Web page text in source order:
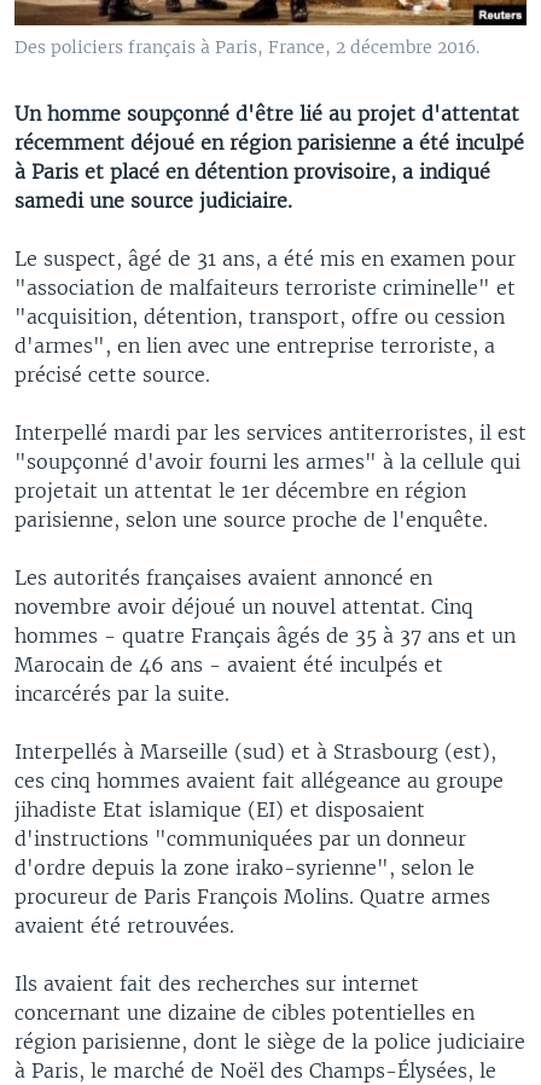
Des policiers français à Paris, France, 2 décembre 2016.
Un homme soupçonné d'être lié au projet d'attentat
récemment déjoué en région parisienne a été inculpé
à Paris et placé en détention provisoire, a indiqué
samedi une source judiciaire.
Le suspect, âgé de 31 ans, a été mis en examen pour
"association de malfaiteurs terroriste criminelle" et
"acquisition, détention, transport, offre ou cession
d'armes", en lien avec une entreprise terroriste, a
précisé cette source.
Interpellé mardi par les services antiterroristes, il est
"soupçonné d'avoir fourni les armes" à la cellule qui
projetait un attentat le 1er décembre en région
parisienne, selon une source proche de l'enquête.
Les autorités françaises avaient annoncé en
novembre avoir déjoué un nouvel attentat. Cinq
hommes - quatre Français âgés de 35 à 37 ans et un
Marocain de 46 ans - avaient été inculpés et
incarcérés par la suite.
Interpellés à Marseille (sud) et à Strasbourg (est),
ces cinq hommes avaient fait allégeance au groupe
jihadiste Etat islamique (EI) et disposaient
d'instructions "communiquées par un donneur
d'ordre depuis la zone irako-syrienne", selon le
procureur de Paris François Molins. Quatre armes
avaient été retrouvées.
Ils avaient fait des recherches sur internet
concernant une dizaine de cibles potentielles en
région parisienne, dont le siège de la police judiciaire
à Paris, le marché de Noël des Champs-Élysées, le